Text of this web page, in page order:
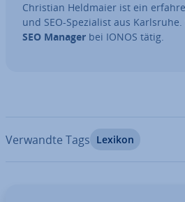
Christian Heldmaier ist ein
und SEO-Spe­zia­list aus
SEO Manager bei IONOS tätig.
Verwandte Tags Lexikon